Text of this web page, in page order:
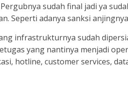
sudah final jadi ya
Seperti adanya sanksi
infrastrukturnya sudah
yang nantinya menjadi
hotline, customer services,